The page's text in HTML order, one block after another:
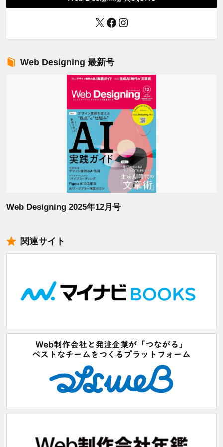
X Facebook
Instagram
Web Designing 最新号
Web Designing 2025年12月号
関連サイト